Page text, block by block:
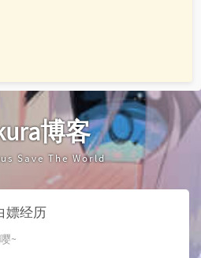
博客
Save The World
嫖经历
~